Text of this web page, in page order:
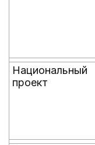
Национальный
проект